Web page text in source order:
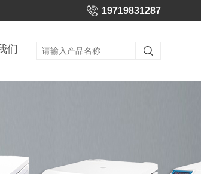
19719831287
们